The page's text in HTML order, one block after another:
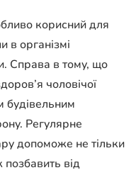
корисний для
в організмі
Справа в тому, що
чоловічої
будівельним
Регулярне
допоможе не тільки
від